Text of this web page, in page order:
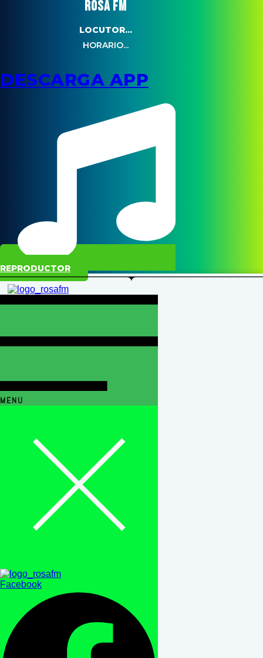
ROSA FM
LOCUTOR...
HORARIO...
DESCARGA APP
REPRODUCTOR
MENU
Facebook